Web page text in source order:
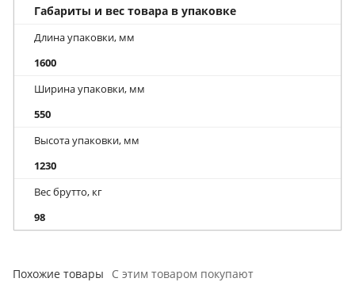
Габариты и вес товара в упаковке
Длина упаковки, мм
1600
Ширина упаковки, мм
550
Высота упаковки, мм
1230
Вес брутто, кг
98
Похожие товары С этим товаром покупают